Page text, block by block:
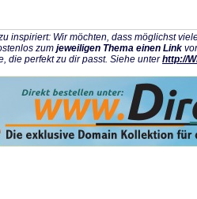
inspiriert: Wir möchten, dass möglichst
zum jeweiligen Thema einen Link
die perfekt zu dir passt. Siehe unterhttp://